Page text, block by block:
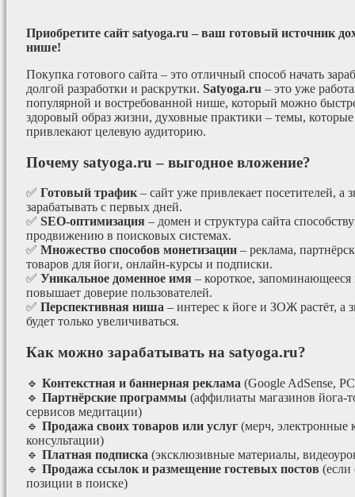
Приобретите сайт satyoga.ru – ваш готовый источник
нише!
Покупка готового сайта – это отличный способ начать
долгой разработки и раскрутки. Satyoga.ru – это уже
популярной и востребованной нише, который можно
здоровый образ жизни, духовные практики – темы, которые
привлекают целевую аудиторию.
Почему satyoga.ru – выгодное вложение?
✅ Готовый трафик – сайт уже привлекает посетителей, а
зарабатывать с первых дней.
✅ SEO-оптимизация – домен и структура сайта
продвижению в поисковых системах.
✅ Множество способов монетизации – реклама,
товаров для йоги, онлайн-курсы и подписки.
✅ Уникальное доменное имя – короткое, запоминающееся
повышает доверие пользователей.
✅ Перспективная ниша – интерес к йоге и ЗОЖ растёт, а
будет только увеличиваться.
Как можно зарабатывать на satyoga.ru?
🔹 Контекстная и баннерная реклама (Google AdSense,
🔹 Партнёрские программы (аффилиаты магазинов йога-
сервисов медитации)
🔹 Продажа своих товаров или услуг (мерч, электронные
консультации)
🔹 Платная подписка (эксклюзивные материалы,
🔹 Продажа ссылок и размещение гостевых постов (если
позиции в поиске)